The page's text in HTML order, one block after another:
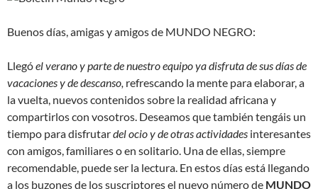
Buenos días, amigas y amigos de MUNDO NEGRO:
Llegóel verano y parte de nuestro equipo ya disfruta de sus días de
vacaciones y de descanso, refrescando la mente para elaborar, a
la vuelta, nuevos contenidos sobre la realidad africana y
compartirlos con vosotros. Deseamos que también tengáis un
tiempo para disfrutardel ocio y de otras actividades interesantes
con amigos, familiares o en solitario. Una de ellas, siempre
recomendable, puede ser la lectura. En estos días está llegando
a los buzones de los suscriptores el nuevo número de MUNDO